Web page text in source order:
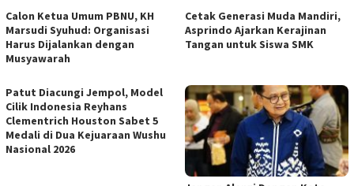
Calon Ketua Umum PBNU, KH
Marsudi Syuhud: Organisasi
Harus Dijalankan dengan
Musyawarah
Cetak Generasi Muda Mandiri,
Asprindo Ajarkan Kerajinan
Tangan untuk Siswa SMK
Patut Diacungi Jempol, Model
Cilik Indonesia Reyhans
Clementrich Houston Sabet 5
Medali di Dua Kejuaraan Wushu
Nasional 2026